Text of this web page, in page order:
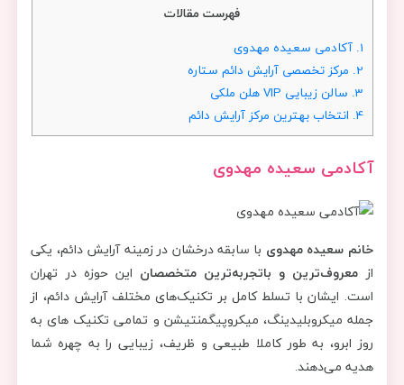
فهرست مقالات
1. آکادمی سعیده مهدوی
2. مرکز تخصصی آرایش دائم ستاره
3. سالن زیبایی VIP هلن ملکی
4. انتخاب بهترین مرکز آرایش دائم
آکادمی سعیده مهدوی
خانم سعیده مهدوی با سابقه درخشان در زمینه آرایش دائم، یکی
از معروف‌ترین و باتجربه‌ترین متخصصان این حوزه در تهران
است. ایشان با تسلط کامل بر تکنیک‌های مختلف آرایش دائم، از
جمله میکروبلیدینگ، میکروپیگمنتیشن و تمامی تکنیک های به
روز ابرو، به طور کاملا طبیعی و ظریف، زیبایی را به چهره شما
هدیه می‌دهند.